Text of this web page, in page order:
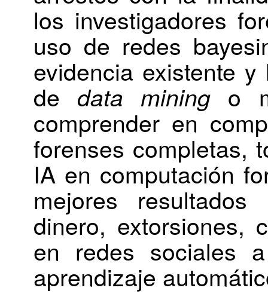
los investigadores
uso de redes
evidencia existente
de data mining o
comprender en
forenses completas,
IA en computación
mejores
dinero, extorsiones,
en redes sociales
aprendizaje